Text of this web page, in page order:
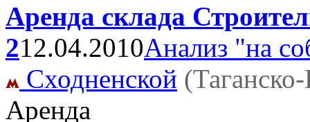
Аренда склада
212.04.2010Анализ "на
Сходненской
Аренда